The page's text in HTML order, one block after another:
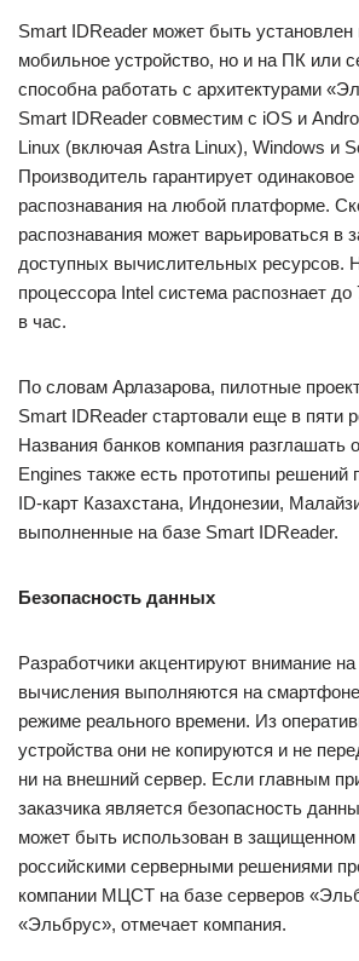
Smart IDReader может быть установлен
мобильное устройство, но и на ПК или
способна работать с архитектурами
Smart IDReader совместим с iOS и
Linux (включая Astra Linux), Windows и
Производитель гарантирует одинаковое
распознавания на любой платформе.
распознавания может варьироваться в
доступных вычислительных ресурсов.
процессора Intel система распознает
в час.
По словам Арлазарова, пилотные
Smart IDReader стартовали еще в пяти
Названия банков компания разглашать
Engines также есть прототипы решений
ID-карт Казахстана, Индонезии,
выполненные на базе Smart IDReader.
Безопасность данных
Разработчики акцентируют внимание
вычисления выполняются на
режиме реального времени. Из
устройства они не копируются и не
ни на внешний сервер. Если главным
заказчика является безопасность
может быть использован в защищенном
российскими серверными решениями
компании МЦСТ на базе серверов
«Эльбрус», отмечает компания.